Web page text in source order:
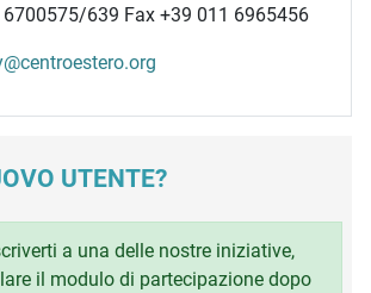
6700575/639 Fax +39 011 6965456
UTENTE?
a una delle nostre iniziative,
il modulo di partecipazione dopo